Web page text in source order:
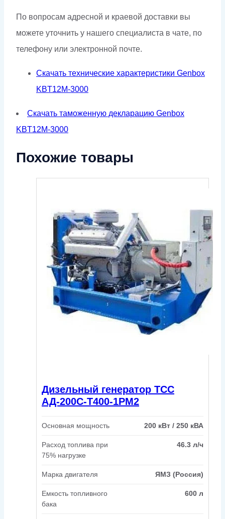
По вопросам адресной и краевой доставки вы
можете уточнить у нашего специалиста в чате, по
телефону или электронной почте.
Скачать технические характеристики Genbox
KBT12M-3000
Скачать таможенную декларацию Genbox
KBT12M-3000
Похожие товары
Дизельный генератор ТСС
АД-200С-Т400-1РМ2
Основная мощность 200 кВт / 250 кВА
Расход топлива при
75% нагрузке
46.3 л/ч
Марка двигателя ЯМЗ (Россия)
Емкость топливного
бака
600 л